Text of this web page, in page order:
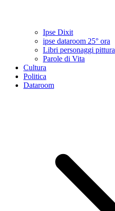
Ipse Dixit
ipse dataroom 25° ora
Libri personaggi pittura
Parole di Vita
Cultura
Politica
Dataroom